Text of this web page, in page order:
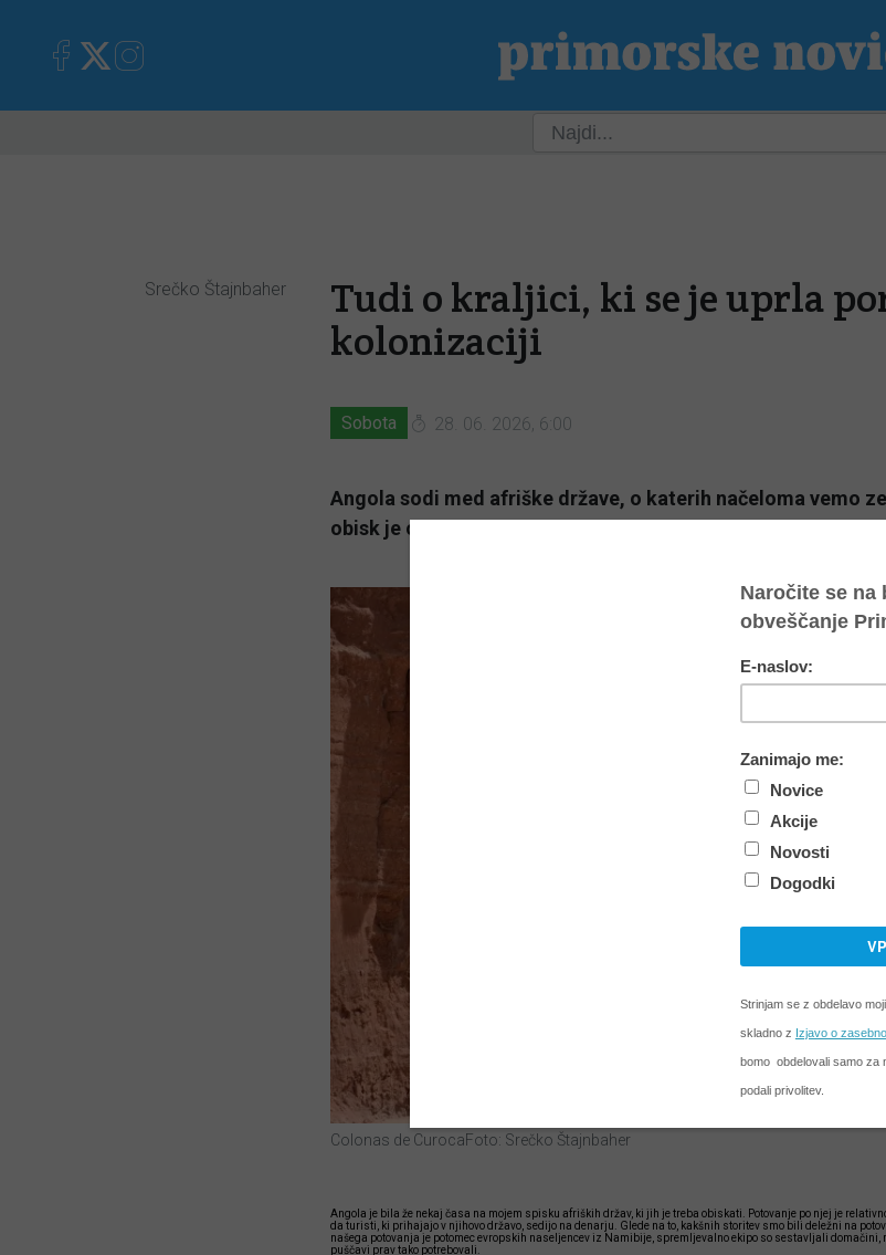
Slovenija
Srečko Štajnbaher
Tudi o kraljici, ki se je uprla
kolonizaciji
Sobota 28. 06. 2026, 6:00
Angola sodi med afriške države, o katerih načeloma vemo
obisk je od maja do oktobra, ko je sušno obdobje.
Colonas de CurocaFoto: Srečko Štajnbaher
Angola je bila že nekaj časa na mojem spisku afriških držav, ki jih je treba obiskati. Potovanje po njej je
da turisti, ki prihajajo v njihovo državo, sedijo na denarju. Glede na to, kakšnih storitev smo bili deležni na
našega potovanja je potomec evropskih naseljencev iz Namibije, spremljevalno ekipo so sestavljali domačini,
puščavi prav tako potrebovali.